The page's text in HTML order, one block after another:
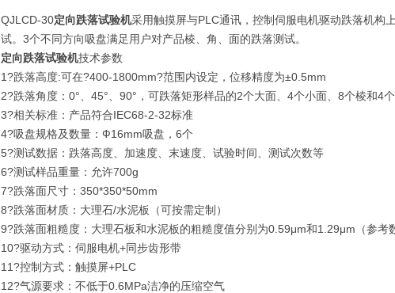
QJLCD-30定向跌落试验机采用触摸屏与PLC通讯，控制伺服电机驱动跌落机构
试。3个不同方向吸盘满足用户对产品棱、角、面的跌落测试。
定向跌落试验机技术参数
1?跌落高度:可在?400-1800mm?范围内设定，位移精度为±0.5mm
2?跌落角度：0°、45°、90°，可跌落矩形样品的2个大面、4个小面、8个棱和4
3?相关标准：产品符合IEC68-2-32标准
4?吸盘规格及数量：Ф16mm吸盘，6个
5?测试数据：跌落高度、加速度、末速度、试验时间、测试次数等
6?测试样品重量：允许700g
7?跌落面尺寸：350*350*50mm
8?跌落面材质：大理石/水泥板（可按需定制）
9?跌落面粗糙度：大理石板和水泥板的粗糙度值分别为0.59μm和1.29μm（参考
10?驱动方式：伺服电机+同步齿形带
11?控制方式：触摸屏+PLC
12?气源要求：不低于0.6MPa洁净的压缩空气